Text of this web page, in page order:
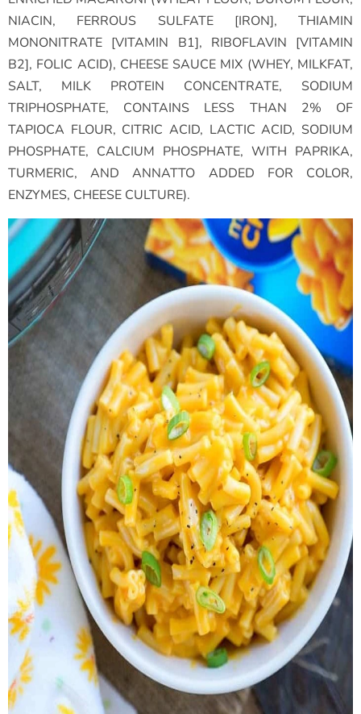
NIACIN, FERROUS SULFATE [IRON], THIAMIN
MONONITRATE [VITAMIN B1], RIBOFLAVIN [VITAMIN
B2], FOLIC ACID), CHEESE SAUCE MIX (WHEY, MILKFAT,
SALT, MILK PROTEIN CONCENTRATE, SODIUM
TRIPHOSPHATE, CONTAINS LESS THAN 2% OF
TAPIOCA FLOUR, CITRIC ACID, LACTIC ACID, SODIUM
PHOSPHATE, CALCIUM PHOSPHATE, WITH PAPRIKA,
TURMERIC, AND ANNATTO ADDED FOR COLOR,
ENZYMES, CHEESE CULTURE).